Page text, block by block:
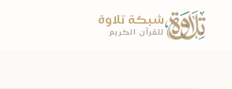
شبكة تلاوة
للقرآن الكريم